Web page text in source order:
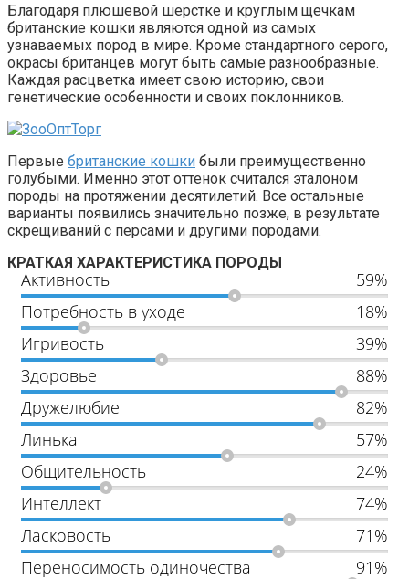
Благодаря плюшевой шерстке и круглым щечкам
британские кошки являются одной из самых
узнаваемых пород в мире. Кроме стандартного серого,
окрасы британцев могут быть самые разнообразные.
Каждая расцветка имеет свою историю, свои
генетические особенности и своих поклонников.
Первые британские кошки были преимущественно
голубыми. Именно этот оттенок считался эталоном
породы на протяжении десятилетий. Все остальные
варианты появились значительно позже, в результате
скрещиваний с персами и другими породами.
КРАТКАЯ ХАРАКТЕРИСТИКА ПОРОДЫ
Активность
59%
Потребность в уходе
18%
Игривость
39%
Здоровье
88%
Дружелюбие
82%
Линька
57%
Общительность
24%
Интеллект
74%
Ласковость
71%
Переносимость одиночества
91%